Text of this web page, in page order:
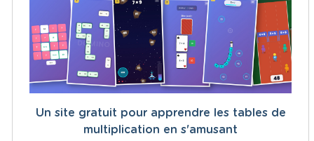
Un site gratuit pour apprendre les tables de
multiplication en s'amusant